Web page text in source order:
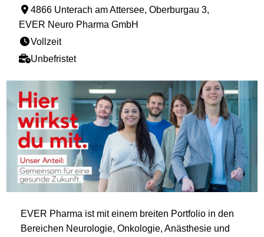
4866 Unterach am Attersee, Oberburgau 3,
EVER Neuro Pharma GmbH
Vollzeit
Unbefristet
EVER Pharma ist mit einem breiten Portfolio in den
Bereichen Neurologie, Onkologie, Anästhesie und